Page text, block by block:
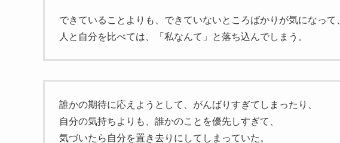
できていることよりも、できていないところばかりが気になって、
人と自分を比べては、「私なんて」と落ち込んでしまう。
誰かの期待に応えようとして、がんばりすぎてしまったり、
自分の気持ちよりも、誰かのことを優先しすぎて、
気づいたら自分を置き去りにしてしまっていた。